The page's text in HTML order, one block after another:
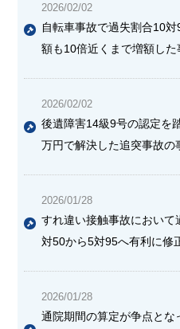
2026/02/02
自転車事故で過失割合10
額も10倍近くまで増額した
2026/02/02
後遺障害14級9号の認定を
万円で解決した追突事故の
2026/01/28
すれ違い接触事故におい
対50から5対95へ有利に修
2026/01/28
通院期間の算定が争点とな